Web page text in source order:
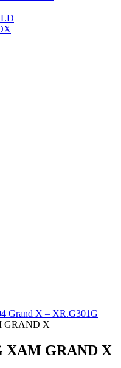
Grand X – XR.G301G
GRAND X
XAM GRAND X